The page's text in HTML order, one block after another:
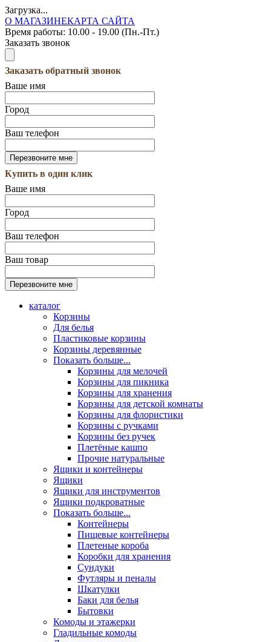
Загрузка...
О МАГАЗИНЕКАРТА САЙТА
Время работы: 10.00 - 19.00 (Пн.-Пт.)
Заказать звонок
Заказать обратный звонок
Ваше имя
Город
Ваш телефон
Купить в один клик
Ваше имя
Город
Ваш телефон
Ваш товар
каталог
Корзины
Для белья
Пластиковые корзины
Корзины деревянные
Показать больше...
Корзины для мелочей
Корзины для пикника
Корзины для хранения
Корзины для детской комнаты
Корзины для флористики
Корзины с ручками
Корзины без ручек
Плетёные кашпо
Прочие натуральные
Ящики и контейнеры
Ящики
Ящики для инструментов
Ящики подкроватные
Показать больше...
Контейнеры
Пищевые контейнеры
Плетеные короба
Коробки для хранения
Сундуки
Футляры и пеналы
Шкатулки
Баки для белья
Бытовки
Комоды и этажерки
Гладильные комоды